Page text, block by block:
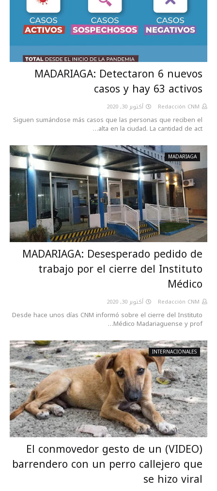
MADARIAGA: Detectaron 6 nuevos
casos y hay 63 activos
Redacción CNM أكتوبر 30, 2020
Siguen sumándose más casos que las personas que reciben el
alta en la ciudad. La cantidad de act…
MADARIAGA
MADARIAGA: Desesperado pedido de
trabajo por el cierre del Instituto
Médico
Redacción CNM أكتوبر 30, 2020
Desde hace unos días CNM informó sobre el cierre del Instituto
Médico Madariaguense y prof…
INTERNACIONALES
(VIDEO) El conmovedor gesto de un
barrendero con un perro callejero que
se hizo viral